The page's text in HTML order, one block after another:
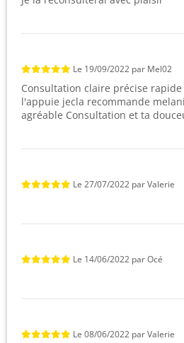
Le 19/09/2022 par Mel02
Consultation claire précise
l'appuie jecla recommande
agréable Consultation et ta
Le 27/07/2022 parValerie
Le 14/06/2022 parOcé
Le 08/06/2022 parValerie